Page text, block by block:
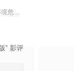
姜森在战斗中遇到
mission to
异世界王子身份觉
危机，对消耗资源严
” 影评